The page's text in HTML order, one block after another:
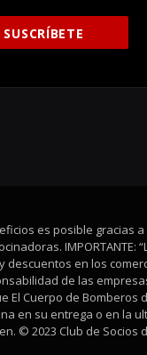
es posible gracias
IMPORTANTE:
descuentos en los
de las
El Cuerpo de Bomberos
en su entrega o en la
© 2023 Club de Socios